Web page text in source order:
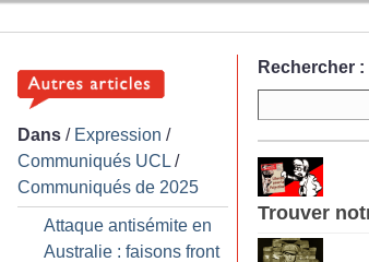
Dans / Expression /
Communiqués UCL /
Communiqués de 2025
Attaque antisémite en
Australie : faisons front
Rechercher :
Trouver